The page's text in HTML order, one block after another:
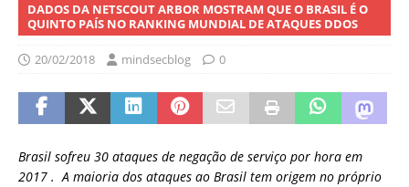
DADOS DA NETSCOUT ARBOR MOSTRAM QUE O BRASIL É O
QUINTO PAÍS NO RANKING MUNDIAL DE ATAQUES DDOS
20/02/2018 mindsecblog 0
Brasil sofreu 30 ataques de negação de serviço por hora em
2017 . A maioria dos ataques ao Brasil tem origem no próprio